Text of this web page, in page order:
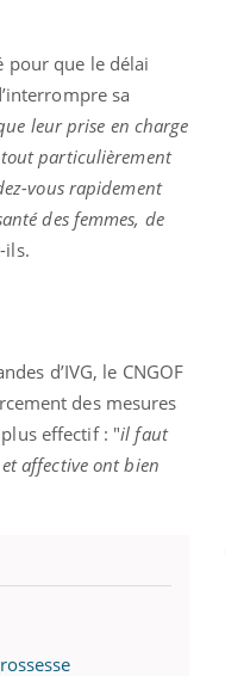
pour que le délai
sa
leur prise en charge
tout particulièrement
vous rapidement
des femmes, de
ils.
d’IVG, le CNGOF
des mesures
effectif : "il faut
affective ont bien